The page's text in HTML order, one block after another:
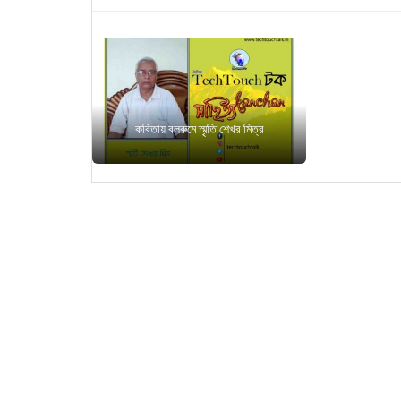
কবিতায় বলরুমে স্মৃতি শেখর মিত্র